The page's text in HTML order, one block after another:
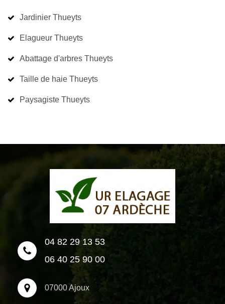
Jardinier Thueyts
Elagueur Thueyts
Abattage d'arbres Thueyts
Taille de haie Thueyts
Paysagiste Thueyts
04 82 29 13 53
06 40 25 90 00
07000 Ajoux